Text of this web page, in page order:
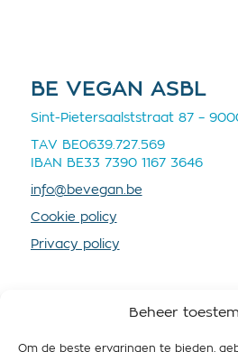
Beheer
Om de beste ervaringen te bieden,
BE VEGAN ASBL
Sint-Pietersaalststraat 87 –
TAV BE0639.727.569
IBAN BE33 7390 1167 3646
info@bevegan.be
Cookie policy
Privacy policy